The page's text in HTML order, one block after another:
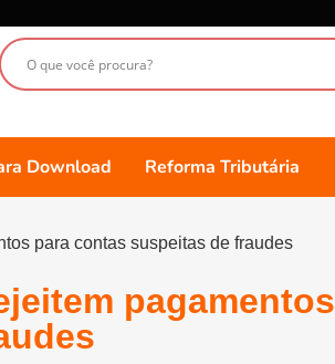
Download Reforma Tributária
para contas suspeitas de fraudes
pagamentos